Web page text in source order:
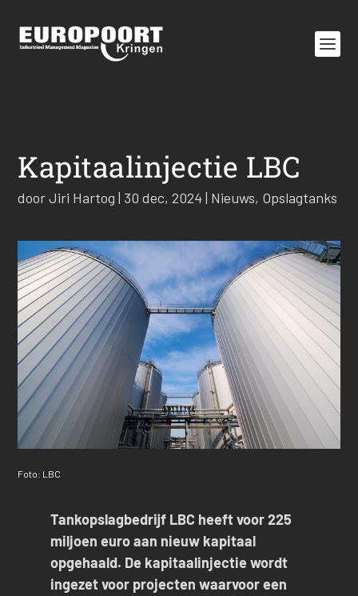
Kapitaalinjectie LBC
doorJiri Hartog | 30 dec, 2024| Nieuws, Opslagtanks
Foto: LBC
Tankopslagbedrijf LBC heeft voor 225
miljoen euro aan nieuw kapitaal
opgehaald. De kapitaalinjectie wordt
ingezet voor projecten waarvoor een